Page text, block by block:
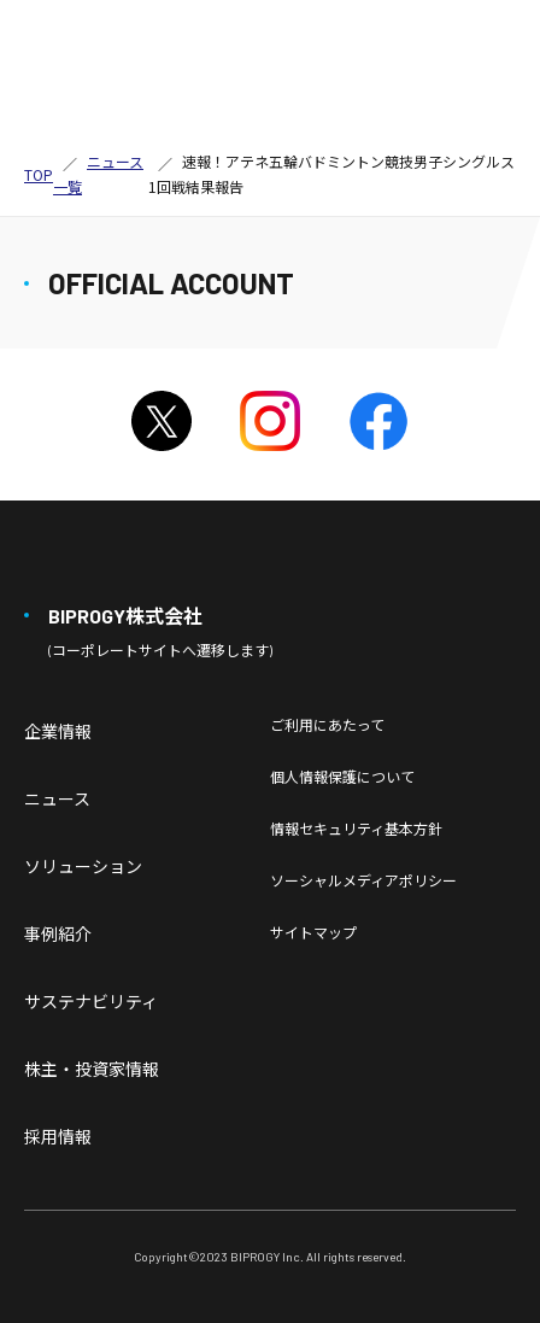
TOP
ニュース
一覧
速報！アテネ五輪バドミントン競技男子シングルス
1回戦結果報告
OFFICIAL ACCOUNT
BIPROGY株式会社
(コーポレートサイトへ遷移します)
企業情報
ニュース
ソリューション
事例紹介
サステナビリティ
株主・投資家情報
採用情報
ご利用にあたって
個人情報保護について
情報セキュリティ基本方針
ソーシャルメディアポリシー
サイトマップ
Copyright©2023 BIPROGY Inc. All rights reserved.